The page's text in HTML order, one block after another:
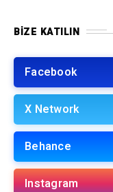
BIZE KATILIN
Facebook
X Network
Behance
Instagram